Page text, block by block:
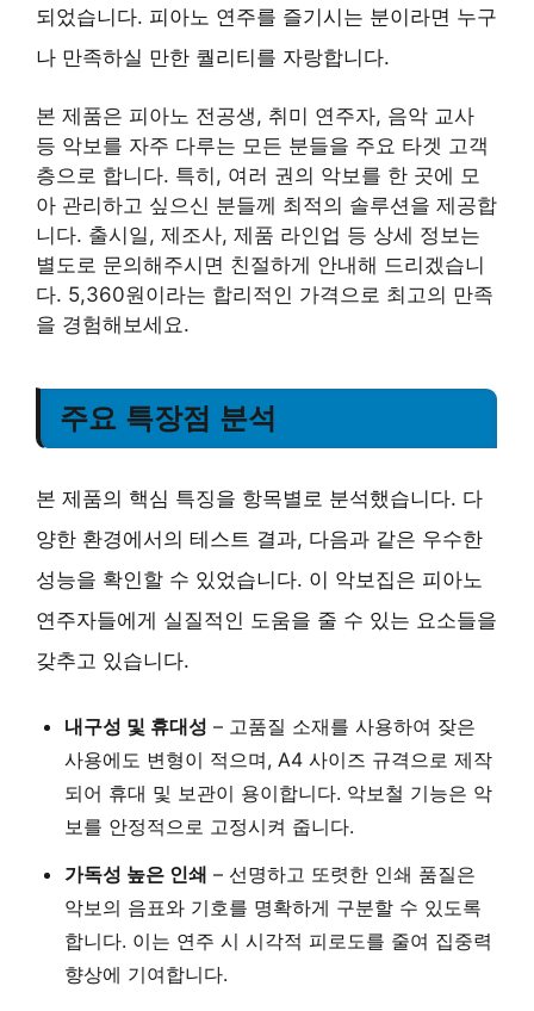
되었습니다. 피아노 연주를 즐기시는 분이라면 누구
나 만족하실 만한 퀄리티를 자랑합니다.
본 제품은 피아노 전공생, 취미 연주자, 음악 교사
등 악보를 자주 다루는 모든 분들을 주요 타겟 고객
층으로 합니다. 특히, 여러 권의 악보를 한 곳에 모
아 관리하고 싶으신 분들께 최적의 솔루션을 제공합
니다. 출시일, 제조사, 제품 라인업 등 상세 정보는
별도로 문의해주시면 친절하게 안내해 드리겠습니
다. 5,360원이라는 합리적인 가격으로 최고의 만족
을 경험해보세요.
주요 특장점 분석
본 제품의 핵심 특징을 항목별로 분석했습니다. 다
양한 환경에서의 테스트 결과, 다음과 같은 우수한
성능을 확인할 수 있었습니다. 이 악보집은 피아노
연주자들에게 실질적인 도움을 줄 수 있는 요소들을
갖추고 있습니다.
내구성 및 휴대성 – 고품질 소재를 사용하여 잦은
사용에도 변형이 적으며, A4 사이즈 규격으로 제작
되어 휴대 및 보관이 용이합니다. 악보철 기능은 악
보를 안정적으로 고정시켜 줍니다.
가독성 높은 인쇄 – 선명하고 또렷한 인쇄 품질은
악보의 음표와 기호를 명확하게 구분할 수 있도록
합니다. 이는 연주 시 시각적 피로도를 줄여 집중력
향상에 기여합니다.